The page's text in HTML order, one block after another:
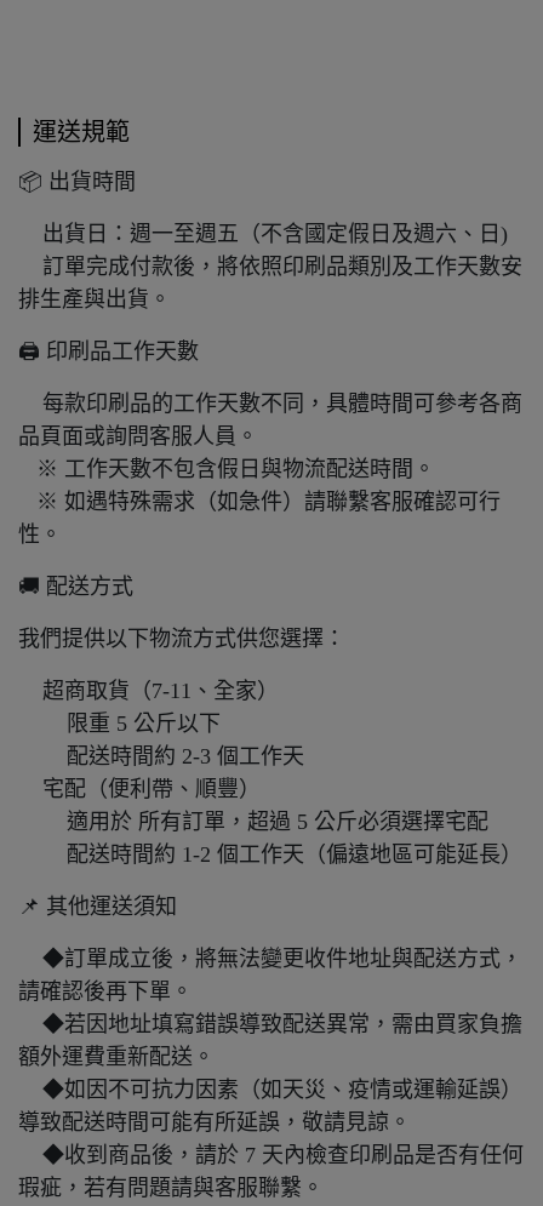
運送規範
📦 出貨時間
出貨日：週一至週五（不含國定假日及週六、日)
訂單完成付款後，將依照印刷品類別及工作天數安
排生產與出貨。
🖨️ 印刷品工作天數
每款印刷品的工作天數不同，具體時間可參考各商
品頁面或詢問客服人員。
※ 工作天數不包含假日與物流配送時間。
※ 如遇特殊需求（如急件）請聯繫客服確認可行
性。
🚚 配送方式
我們提供以下物流方式供您選擇：
超商取貨（7-11、全家）
限重 5 公斤以下
配送時間約 2-3 個工作天
宅配（便利帶、順豐）
適用於 所有訂單，超過 5 公斤必須選擇宅配
配送時間約 1-2 個工作天（偏遠地區可能延長）
📌 其他運送須知
◆訂單成立後，將無法變更收件地址與配送方式，
請確認後再下單。
◆若因地址填寫錯誤導致配送異常，需由買家負擔
額外運費重新配送。
◆如因不可抗力因素（如天災、疫情或運輸延誤）
導致配送時間可能有所延誤，敬請見諒。
◆收到商品後，請於 7 天內檢查印刷品是否有任何
瑕疵，若有問題請與客服聯繫。